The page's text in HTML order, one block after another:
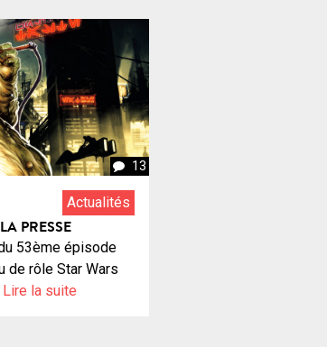
13
Actualités
PRESSE
53ème épisode
de rôle Star Wars
Lire la suite